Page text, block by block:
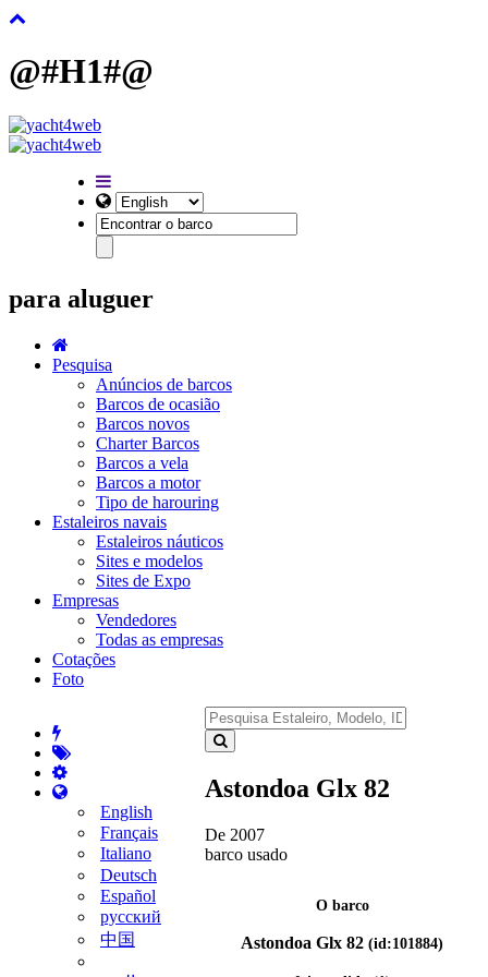
@#H1#@
para aluguer
Pesquisa
Anúncios de barcos
Barcos de ocasião
Barcos novos
Charter Barcos
Barcos a vela
Barcos a motor
Tipo de harouring
Estaleiros navais
Estaleiros náuticos
Sites e modelos
Sites de Expo
Empresas
Vendedores
Todas as empresas
Cotações
Foto
English
Français
Italiano
Deutsch
Español
русский
中国
Astondoa Glx 82
De 2007
barco usado
O barco
Astondoa Glx 82 (id:101884)